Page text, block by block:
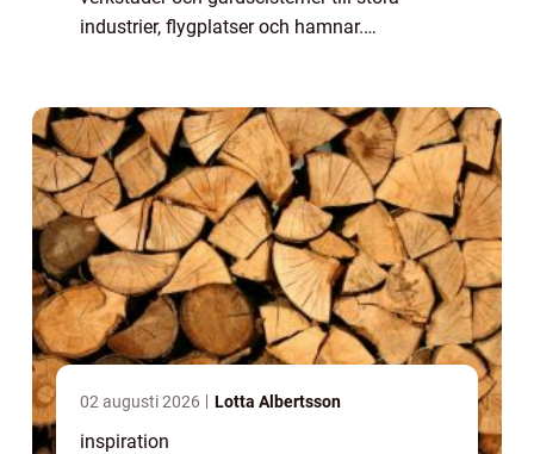
industrier, flygplatser och hamnar.
som bär huvudansv...
02 augusti 2026 Lotta Albertsson
inspiration